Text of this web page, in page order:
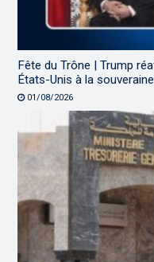
Fête du Trône | Trump
États-Unis à la
01/08/2026